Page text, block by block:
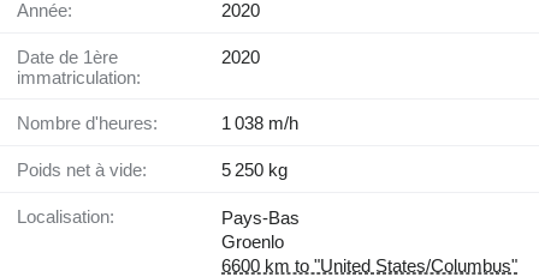
Année: 2020
Date de 1ère
immatriculation:
2020
Nombre d'heures: 1 038 m/h
Poids net à vide: 5 250 kg
Localisation:
Pays-Bas
Groenlo
6600 km to "United States/Columbus"